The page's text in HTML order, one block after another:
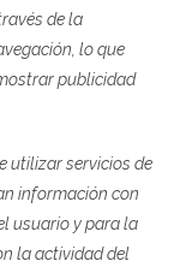
de la
lo que
publicidad
utilizar servicios de
información con
usuario y para la
la actividad del